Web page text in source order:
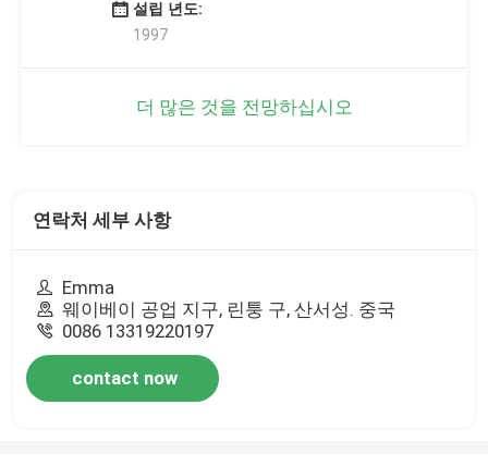
설립 년도:
1997
더 많은 것을 전망하십시오
연락처 세부 사항
Emma
웨이베이 공업 지구, 린퉁 구, 산서성. 중국
0086 13319220197
contact now